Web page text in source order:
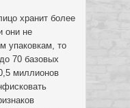
хранит более
они не
упаковкам, то
70 базовых
миллионов